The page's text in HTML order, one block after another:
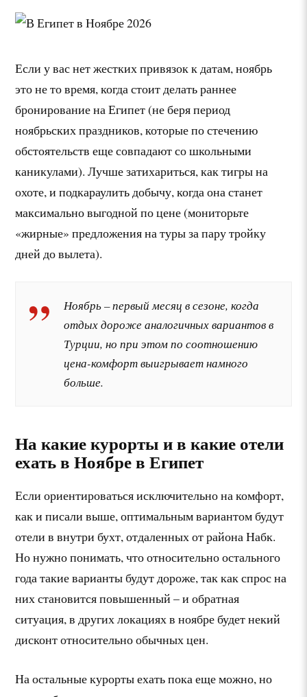
Если у вас нет жестких привязок к датам, ноябрь
это не то время, когда стоит делать раннее
бронирование на Египет (не беря период
ноябрьских праздников, которые по стечению
обстоятельств еще совпадают со школьными
каникулами). Лучше затихариться, как тигры на
охоте, и подкараулить добычу, когда она станет
максимально выгодной по цене (мониторьте
«жирные» предложения на туры за пару тройку
дней до вылета).
Ноябрь – первый месяц в сезоне, когда
отдых дороже аналогичных вариантов в
Турции, но при этом по соотношению
цена-комфорт выигрывает намного
больше.
На какие курорты и в какие отели
ехать в Ноябре в Египет
Если ориентироваться исключительно на комфорт,
как и писали выше, оптимальным вариантом будут
отели в внутри бухт, отдаленных от района Набк.
Но нужно понимать, что относительно остального
года такие варианты будут дороже, так как спрос на
них становится повышенный – и обратная
ситуация, в других локациях в ноябре будет некий
дисконт относительно обычных цен.
На остальные курорты ехать пока еще можно, но